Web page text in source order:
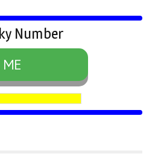
Number